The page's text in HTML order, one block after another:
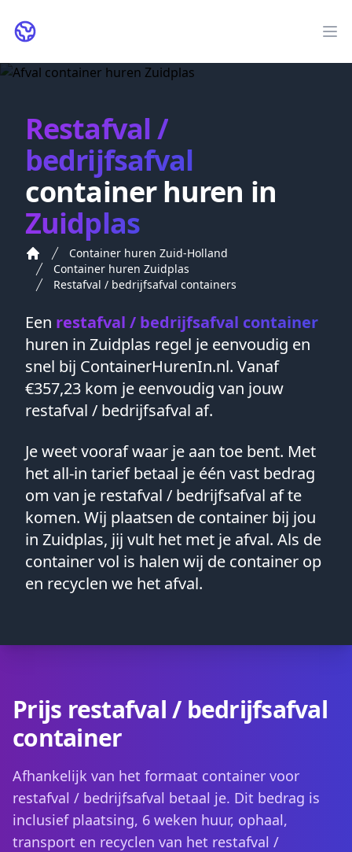
ContainerHurenIn.nl
Restafval /
bedrijfsafval
container huren in
Zuidplas
Container huren Zuid-Holland
Container huren Zuidplas
Restafval / bedrijfsafval containers
Een restafval / bedrijfsafval container
huren in Zuidplas regel je eenvoudig en
snel bij ContainerHurenIn.nl. Vanaf
€357,23 kom je eenvoudig van jouw
restafval / bedrijfsafval af.
Je weet vooraf waar je aan toe bent. Met
het all-in tarief betaal je één vast bedrag
om van je restafval / bedrijfsafval af te
komen. Wij plaatsen de container bij jou
in Zuidplas, jij vult het met je afval. Als de
container vol is halen wij de container op
en recyclen we het afval.
Prijs restafval / bedrijfsafval
container
Afhankelijk van het formaat container voor
restafval / bedrijfsafval betaal je. Dit bedrag is
inclusief plaatsing, 6 weken huur, ophaal,
transport en recyclen van het restafval /